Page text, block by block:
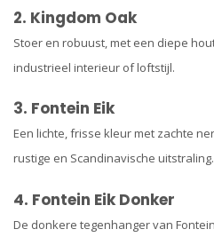
2. Kingdom Oak
Stoer en robuust, met een diepe
industrieel interieur of loftstijl.
3. Fontein Eik
Een lichte, frisse kleur met zachte
rustige en Scandinavische uitstraling.
4. Fontein Eik Donker
De donkere tegenhanger van